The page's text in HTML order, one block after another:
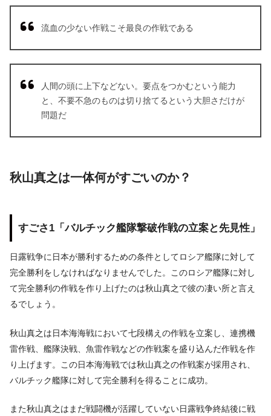
流血の少ない作戦こそ最良の作戦である
人間の頭に上下などない。要点をつかむという能力
と、不要不急のものは切り捨てるという大胆さだけが
問題だ
秋山真之は一体何がすごいのか？
すごさ1「バルチック艦隊撃破作戦の立案と先見性」
日露戦争に日本が勝利するための条件としてロシア艦隊に対して
完全勝利をしなければなりませんでした。このロシア艦隊に対し
て完全勝利の作戦を作り上げたのは秋山真之で彼の凄い所と言え
るでしょう。
秋山真之は日本海海戦において七段構えの作戦を立案し、連携機
雷作戦、艦隊決戦、魚雷作戦などの作戦案を盛り込んだ作戦を作
り上げます。この日本海海戦では秋山真之の作戦案が採用され、
バルチック艦隊に対して完全勝利を得ることに成功。
また秋山真之はまだ戦闘機が活躍していない日露戦争終結後に戦